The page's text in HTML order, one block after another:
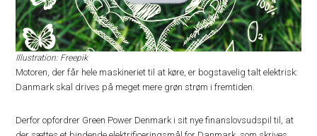
Illustration: Freepik
Motoren, der får hele maskineriet til at køre, er bogstavelig talt elektrisk:
Danmark skal drives på meget mere grøn strøm i fremtiden.
Derfor opfordrer Green Power Denmark i sit nye finanslovsudspil til, at